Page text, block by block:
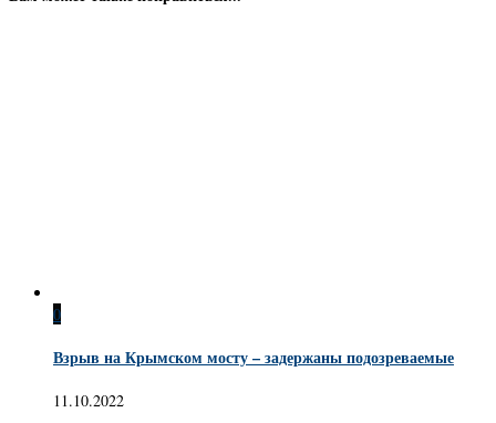
0
Взрыв на Крымском мосту – задержаны подозреваемые
11.10.2022